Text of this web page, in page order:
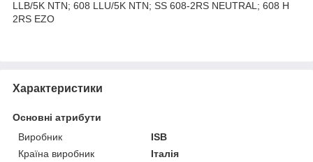
LLB/5K NTN; 608 LLU/5K NTN; SS 608-2RS NEUTRAL; 608 H
2RS EZO
Характеристики
Основні атрибути
Виробник
ISB
Країна виробник
Італія